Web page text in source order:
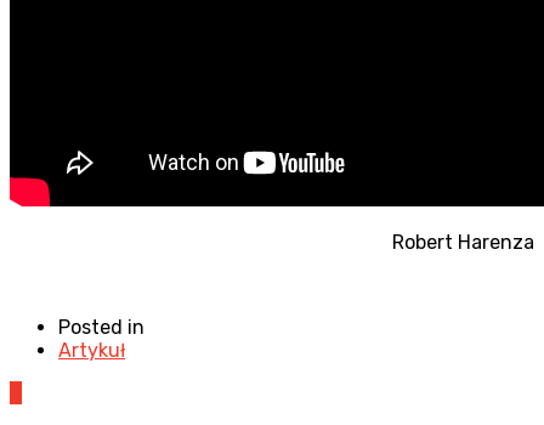
Robert Harenza
Posted in
Artykuł